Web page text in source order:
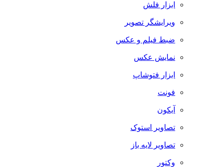
ابزار فلش
ویرایشگر تصویر
ضبط فيلم و عكس
نمایش عکس
ابزار فتوشاپ
فونت
آیکون
تصاویر استوک
تصاویر لایه باز
وکتور